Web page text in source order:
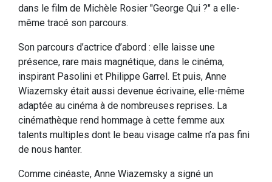
dans le film de Michèle Rosier "George Qui ?" a elle-
même tracé son parcours.
Son parcours d’actrice d’abord : elle laisse une
présence, rare mais magnétique, dans le cinéma,
inspirant Pasolini et Philippe Garrel. Et puis, Anne
Wiazemsky était aussi devenue écrivaine, elle-même
adaptée au cinéma à de nombreuses reprises. La
cinémathèque rend hommage à cette femme aux
talents multiples dont le beau visage calme n’a pas fini
de nous hanter.
Comme cinéaste, Anne Wiazemsky a signé un